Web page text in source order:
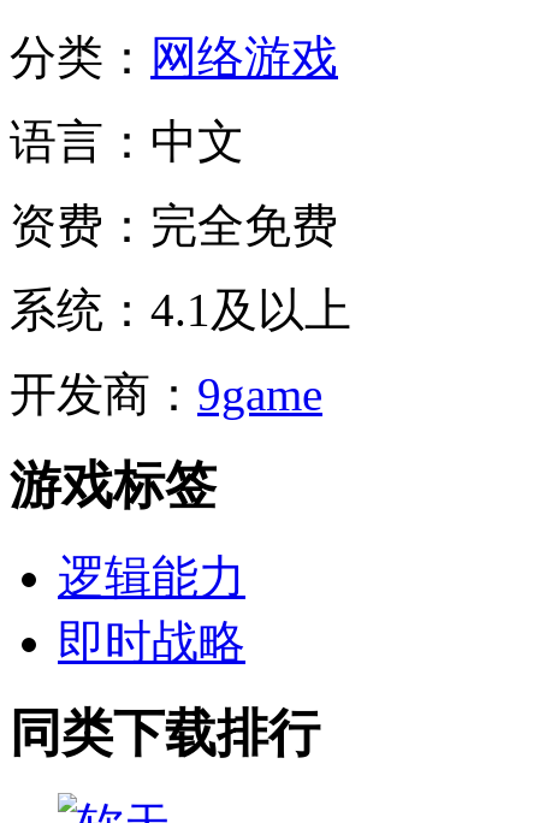
分类： 网络游戏
语言： 中文
资费： 完全免费
系统： 4.1及以上
开发商： 9game
游戏标签
逻辑能力
即时战略
同类下载排行